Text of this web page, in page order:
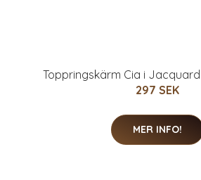
Toppringskärm Cia i
297 SEK
MER INFO!